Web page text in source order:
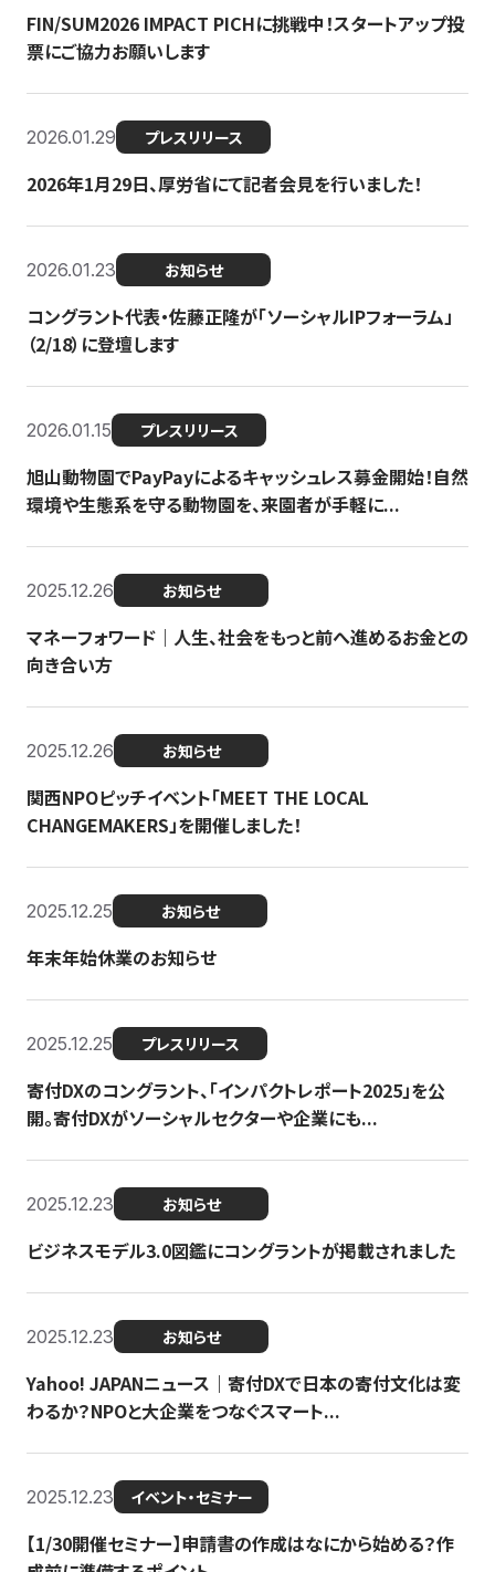
FIN/SUM2026 IMPACT PICHに挑戦中！スタートアップ投
票にご協力お願いします
2026.01.29 プレスリリース
2026年1月29日、厚労省にて記者会見を行いました！
2026.01.23 お知らせ
コングラント代表・佐藤正隆が「ソーシャルIPフォーラム」
（2/18）に登壇します
2026.01.15 プレスリリース
旭山動物園でPayPayによるキャッシュレス募金開始！自然
環境や生態系を守る動物園を、来園者が手軽に...
2025.12.26 お知らせ
マネーフォワード｜人生、社会をもっと前へ進めるお金との
向き合い方
2025.12.26 お知らせ
関西NPOピッチイベント「MEET THE LOCAL
CHANGEMAKERS」を開催しました！
2025.12.25 お知らせ
年末年始休業のお知らせ
2025.12.25 プレスリリース
寄付DXのコングラント、「インパクトレポート2025」を公
開。寄付DXがソーシャルセクターや企業にも...
2025.12.23 お知らせ
ビジネスモデル3.0図鑑にコングラントが掲載されました
2025.12.23 お知らせ
Yahoo! JAPANニュース｜寄付DXで日本の寄付文化は変
わるか？NPOと大企業をつなぐスマート...
2025.12.23 イベント・セミナー
【1/30開催セミナー】申請書の作成はなにから始める？作